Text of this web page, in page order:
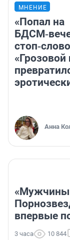
МНЕНИЕ
«Попал на
«Грозовой
Анна
«Мужчины
впервые
3 часа 10 844